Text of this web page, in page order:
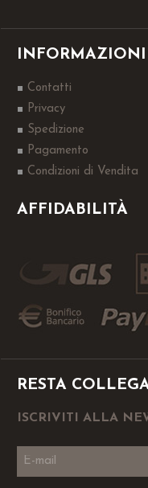
INFORMAZIONI
Contatti
Privacy
Spedizione
Pagamento
Condizioni di Vendita
AFFIDABILITÀ
RESTA
ISCRIVITI ALLA